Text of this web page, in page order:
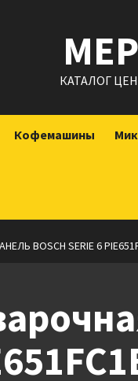
КАТАЛОГ
Кофемашины
BOSCH SERIE 6